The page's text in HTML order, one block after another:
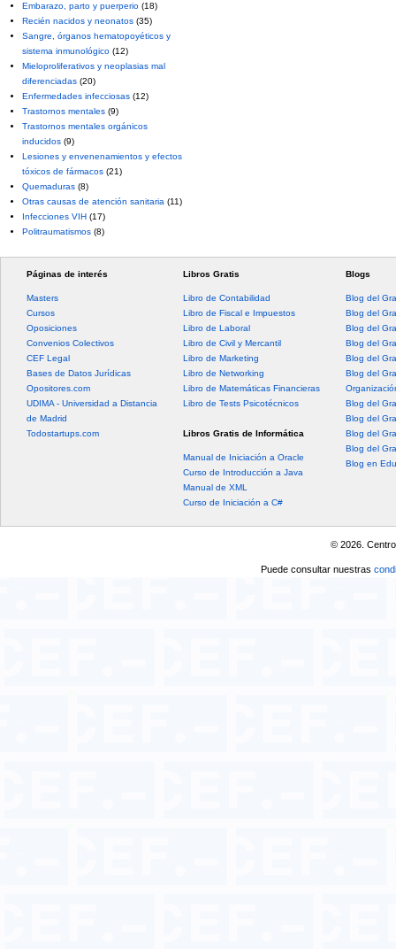
Embarazo, parto y puerperio (18)
Recién nacidos y neonatos (35)
Sangre, órganos hematopoyéticos y
sistema inmunológico (12)
Mieloproliferativos y neoplasias mal
diferenciadas (20)
Enfermedades infecciosas (12)
Trastornos mentales (9)
Trastornos mentales orgánicos
inducidos (9)
Lesiones y envenenamientos y efectos
tóxicos de fármacos (21)
Quemaduras (8)
Otras causas de atención sanitaria (11)
Infecciones VIH (17)
Politraumatismos (8)
Páginas de interés
Masters
Cursos
Oposiciones
Convenios Colectivos
CEF Legal
Bases de Datos Jurídicas
Opositores.com
UDIMA - Universidad a Distancia
de Madrid
Todostartups.com
Libros Gratis
Libro de Contabilidad
Libro de Fiscal e Impuestos
Libro de Laboral
Libro de Civil y Mercantil
Libro de Marketing
Libro de Networking
Libro de Matemáticas Financieras
Libro de Tests Psicotécnicos
Libros Gratis de Informática
Manual de Iniciación a Oracle
Curso de Introducción a Java
Manual de XML
Curso de Iniciación a C#
Blogs
Blog del
Blog del
Blog del
Blog del
Blog del
Blog del
Blog del
Blog del
Blog del
Blog del
Blog en
© 2026.
Puede consultar nuestras